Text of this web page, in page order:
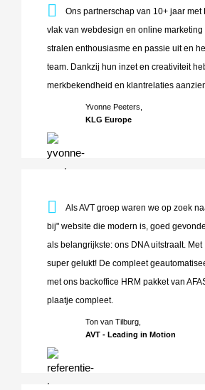
Yvonne Peeters,
KLG Europe
Ons partnerschap van 10+ jaar met
vlak van webdesign en online marketing
stralen enthousiasme en passie uit en
team. Dankzij hun inzet en creativiteit
merkbekendheid en klantrelaties
Ons partnerschap van 10+ jaar
Ton van Tilburg,
AVT - Leading in Motion
Als AVT groep waren we op zoek
bij" website die modern is, goed
als belangrijkste: ons DNA uitstraalt.
super gelukt! De compleet
met ons backoffice HRM pakket van
plaatje compleet.
Als AVT groep waren we op